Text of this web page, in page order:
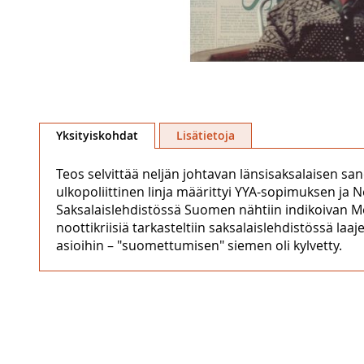
to
the
images
gallery
Yksityiskohdat
Teos selvittää neljän johtavan länsisaksalaisen
ulkopoliittinen linja määrittyi YYA-sopimuksen ja
Saksalaislehdistössä Suomen nähtiin indikoivan
noottikriisiä tarkasteltiin saksalaislehdistössä
asioihin – "suomettumisen" siemen oli kylvetty.
Lisätietoja